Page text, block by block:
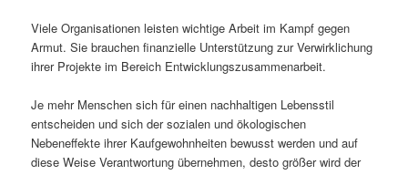
Viele Organisationen leisten wichtige Arbeit im Kampf gegen
Armut. Sie brauchen finanzielle Unterstützung zur Verwirklichung
ihrer Projekte im Bereich Entwicklungszusammenarbeit.
Je mehr Menschen sich für einen nachhaltigen Lebensstil
entscheiden und sich der sozialen und ökologischen
Nebeneffekte ihrer Kaufgewohnheiten bewusst werden und auf
diese Weise Verantwortung übernehmen, desto größer wird der